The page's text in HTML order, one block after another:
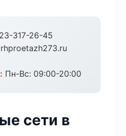
317-26-45
Пн-Вс: 09:00-20:00
сети в